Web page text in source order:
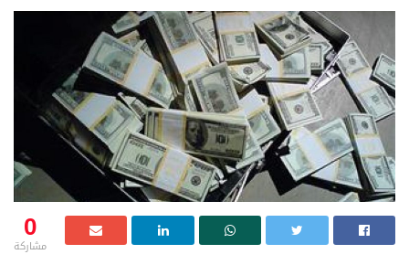
0
مشاركة